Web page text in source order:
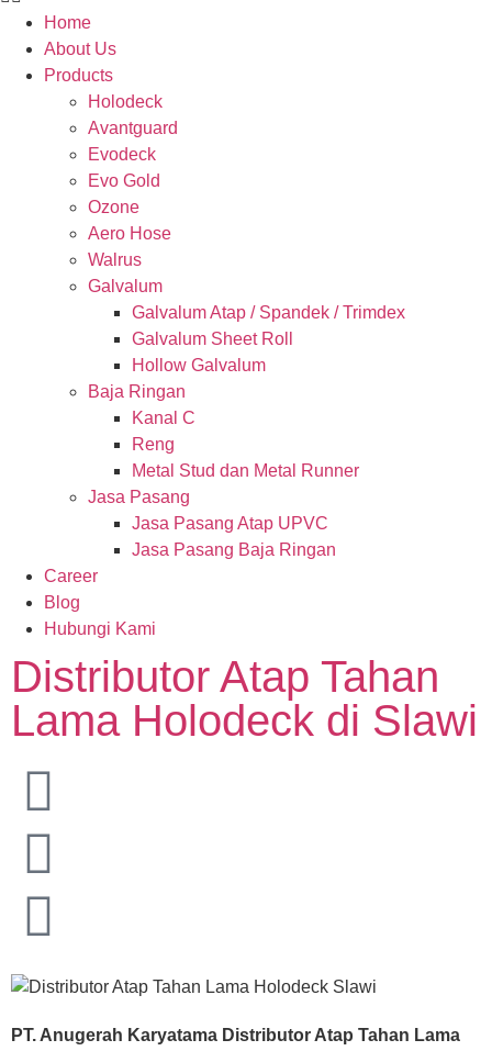
Home
About Us
Products
Holodeck
Avantguard
Evodeck
Evo Gold
Ozone
Aero Hose
Walrus
Galvalum
Galvalum Atap / Spandek / Trimdex
Galvalum Sheet Roll
Hollow Galvalum
Baja Ringan
Kanal C
Reng
Metal Stud dan Metal Runner
Jasa Pasang
Jasa Pasang Atap UPVC
Jasa Pasang Baja Ringan
Career
Blog
Hubungi Kami
Distributor Atap Tahan
Lama Holodeck di Slawi
PT. Anugerah Karyatama Distributor Atap Tahan Lama